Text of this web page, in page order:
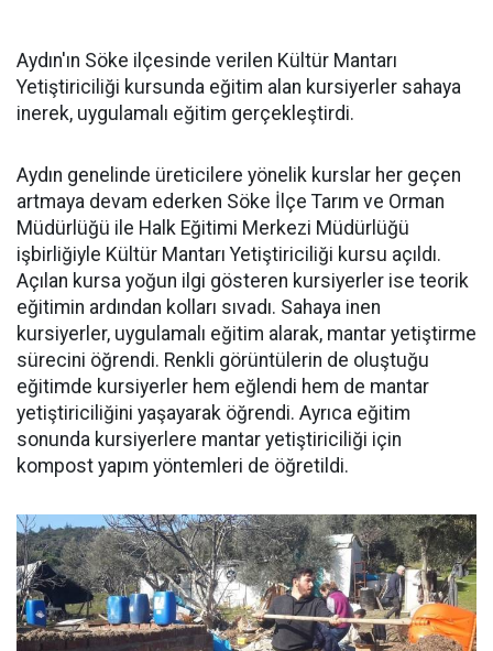
Aydın'ın Söke ilçesinde verilen Kültür Mantarı
Yetiştiriciliği kursunda eğitim alan kursiyerler sahaya
inerek, uygulamalı eğitim gerçekleştirdi.
Aydın genelinde üreticilere yönelik kurslar her geçen
artmaya devam ederken Söke İlçe Tarım ve Orman
Müdürlüğü ile Halk Eğitimi Merkezi Müdürlüğü
işbirliğiyle Kültür Mantarı Yetiştiriciliği kursu açıldı.
Açılan kursa yoğun ilgi gösteren kursiyerler ise teorik
eğitimin ardından kolları sıvadı. Sahaya inen
kursiyerler, uygulamalı eğitim alarak, mantar yetiştirme
sürecini öğrendi. Renkli görüntülerin de oluştuğu
eğitimde kursiyerler hem eğlendi hem de mantar
yetiştiriciliğini yaşayarak öğrendi. Ayrıca eğitim
sonunda kursiyerlere mantar yetiştiriciliği için
kompost yapım yöntemleri de öğretildi.